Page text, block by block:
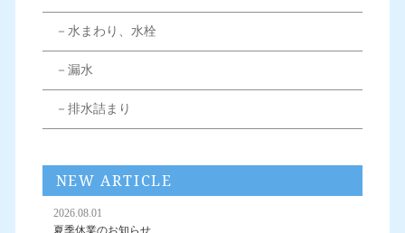
－水まわり、水栓
－漏水
－排水詰まり
NEW ARTICLE
2026.08.01
夏季休業のお知らせ